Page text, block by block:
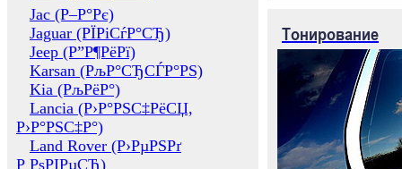
Jac (Р–Р°Рє)
Jaguar (РЇРіСѓР°СЂ)
Jeep (Р”Р¶РёРї)
Karsan (РљР°СЂСЃР°РЅ)
Kia (РљРёР°)
Lancia (Р›Р°РЅС‡РёСЏ,
Р›Р°РЅС‡Р°)
Land Rover (Р›РµРЅРґ
Р РѕРІРµСЂ)
Тонирование